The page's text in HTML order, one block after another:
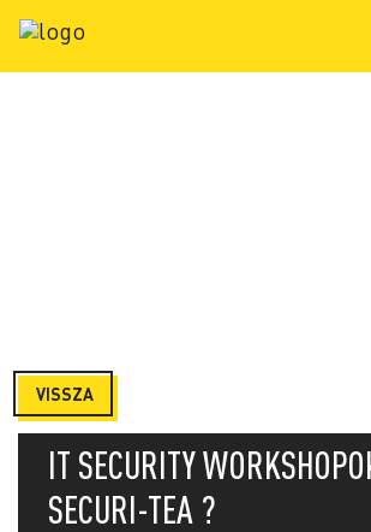
VISSZA
IT SECURITY
SECURI-TEA ?